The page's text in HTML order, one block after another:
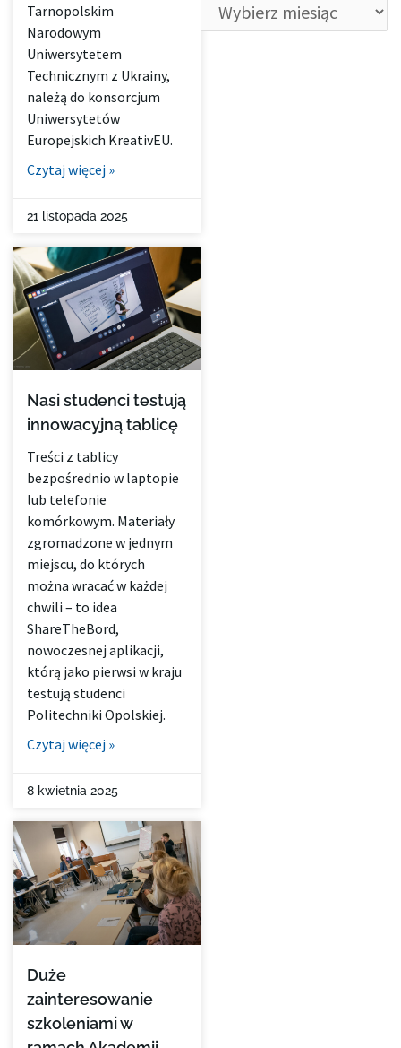
Tarnopolskim
Narodowym
Uniwersytetem
Technicznym z Ukrainy,
należą do konsorcjum
Uniwersytetów
Europejskich KreativEU.
Czytaj więcej »
21 listopada 2025
Nasi studenci testują
innowacyjną tablicę
Treści z tablicy
bezpośrednio w laptopie
lub telefonie
komórkowym. Materiały
zgromadzone w jednym
miejscu, do których
można wracać w każdej
chwili – to idea
ShareTheBord,
nowoczesnej aplikacji,
którą jako pierwsi w kraju
testują studenci
Politechniki Opolskiej.
Czytaj więcej »
8 kwietnia 2025
Duże
zainteresowanie
szkoleniami w